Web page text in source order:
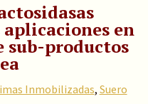
en
sub-productos
Inmobilizadas, Suero